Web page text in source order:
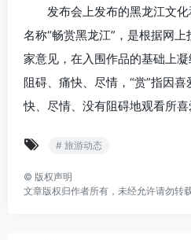
发布会上发布的黑龙江文化
名称“畅赏黑龙江”，是根据网
家意见，在入围作品的基础上
阻碍、痛快、尽情，“赏”指因
快、尽情、没有阻碍地观看所喜
# 旅游动态
© 版权声明
文章版权归作者所有，未经允许请勿转载